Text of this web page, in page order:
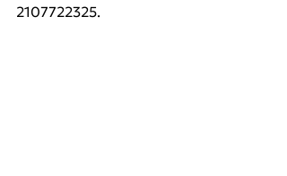
2107722325.